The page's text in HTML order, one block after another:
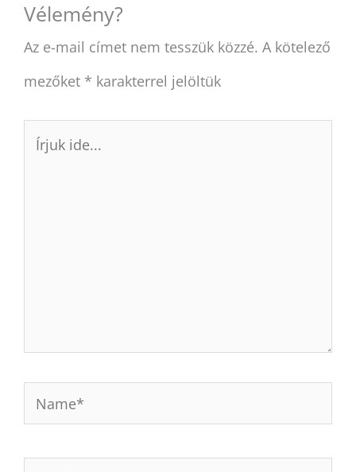
Vélemény?
Az e-mail címet nem tesszük közzé. A kötelező
mezőket * karakterrel jelöltük
Írjuk
Name*